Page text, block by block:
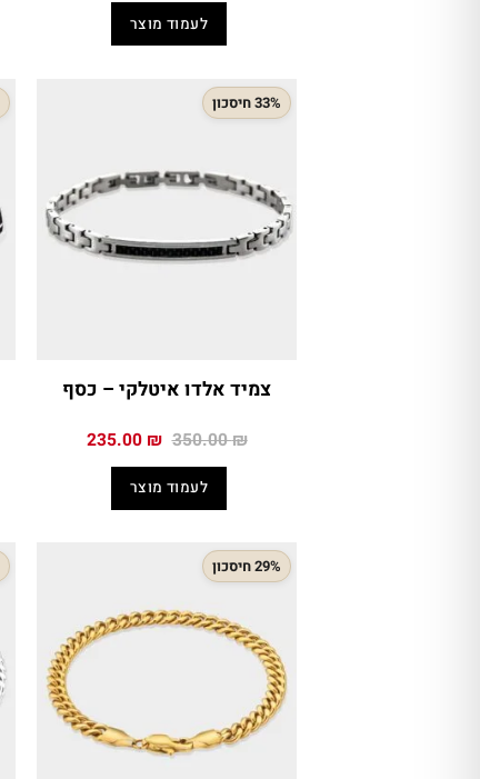
525.00 ₪.
לעמוד מוצר
33% חיסכון
צמיד אלדו איטלקי – כסף
350.00₪ המחיר
היה:
350.00 ₪.
235.00 ₪ המחיר
לעמוד מוצר
29% חיסכון